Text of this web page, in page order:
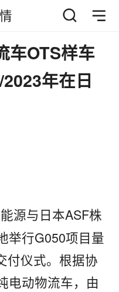
车OTS样车
年在日
源与日本ASF株
举行G050项目量
付仪式。根据协
电动物流车，由